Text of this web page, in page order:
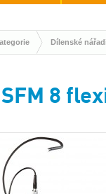
Dílenské
8